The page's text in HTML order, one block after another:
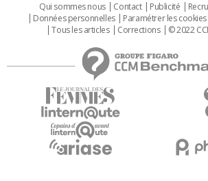
Qui sommes nous Contact Publicité
Données personnelles
Paramétrer les cookies
Tous les articles
Corrections © 2022